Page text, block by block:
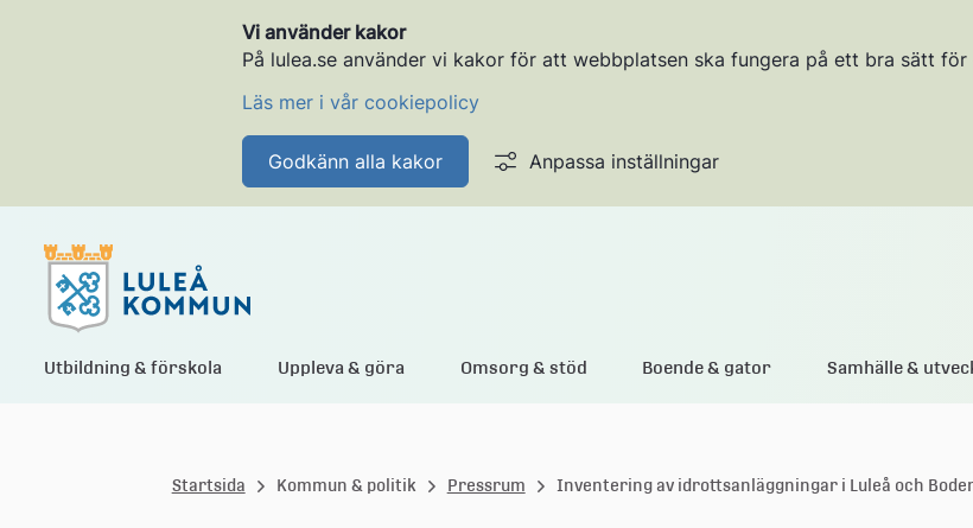
Vi använder kakor
På lulea.se använder vi kakor för att webbplatsen ska fungera på ett bra sätt för
Läs mer i vår cookiepolicy
Godkänn alla kakor Anpassa inställningar
L
Utbildning & förskola Uppleva & göra Omsorg & stöd Boende & gator Samhälle &
Startsida Kommun & politik Pressrum Inventering av idrottsanläggningar i Luleå och